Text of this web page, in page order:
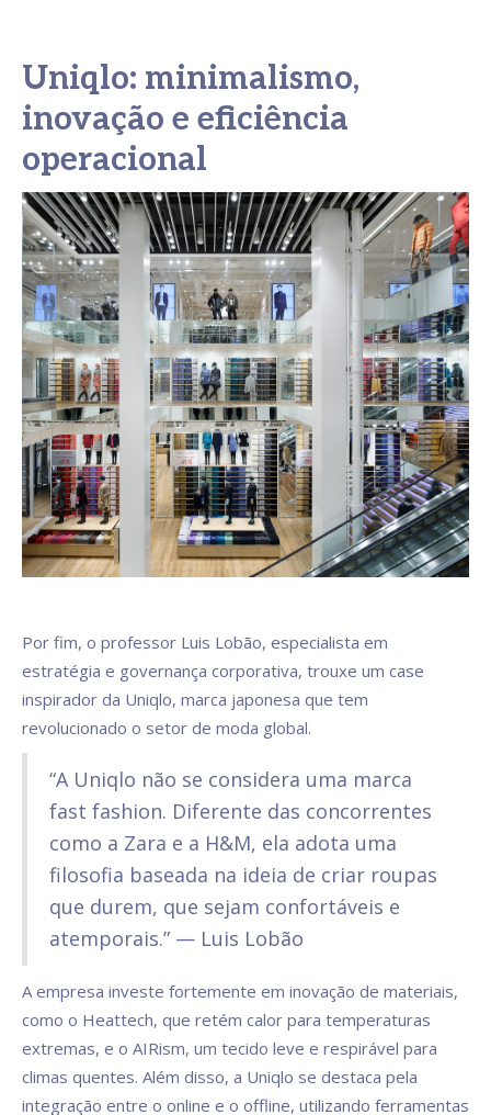
Uniqlo: minimalismo,
inovação e eficiência
operacional
Por fim, o professor Luis Lobão, especialista em
estratégia e governança corporativa, trouxe um case
inspirador da Uniqlo, marca japonesa que tem
revolucionado o setor de moda global.
“A Uniqlo não se considera uma marca
fast fashion. Diferente das concorrentes
como a Zara e a H&M, ela adota uma
filosofia baseada na ideia de criar roupas
que durem, que sejam confortáveis e
atemporais.” — Luis Lobão
A empresa investe fortemente em inovação de materiais,
como o Heattech, que retém calor para temperaturas
extremas, e o AIRism, um tecido leve e respirável para
climas quentes. Além disso, a Uniqlo se destaca pela
integração entre o online e o offline, utilizando ferramentas